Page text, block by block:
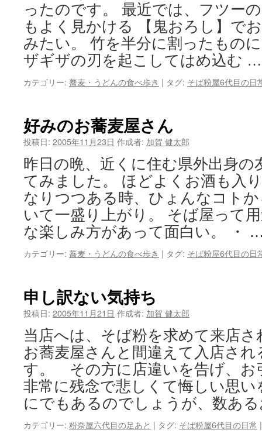
ったのです。 最近では、フツー
もよく見かける 【鬼おろし】で
みたい。 竹を半分に割ったもの
ザギザの刃を起こしてはめ込む
カテゴリー: 蕎麦・うどんの食べ歩き | タグ: そば粉屋6代目の日
好みのお蕎麦屋さん
投稿日: 2005年11月23日 作成者: 加賀 健太郎
昨日の晩、近くに住む県外出身の
てみました。 ほどよくお酒も入
なりつつある時、ひょんなコト
いて一盛り上がり。 そば屋って
な楽しみ方があって面白い。 ・
カテゴリー: 蕎麦・うどんの食べ歩き | タグ: そば粉屋6代目の日
申し訳ない気持ち
投稿日: 2005年11月21日 作成者: 加賀 健太郎
当店へは、そば粉を求めて来店
お蕎麦屋さんと間違えて入店さ
す。 その方に店違いを告げ、お
非常に残念で悲しくて悔しい思
にでもあるのでしょうが、数あ
カテゴリー: 粉奈屋六代目の足あと | タグ: そば粉屋6代目の日常 |